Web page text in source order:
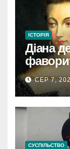
ІСТОРІЯ
Діана
СЕР 7,
СУСПІЛЬСТВО